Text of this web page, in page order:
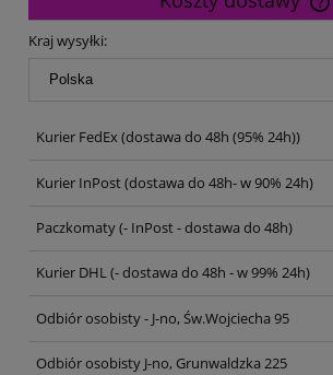
Cena nie zawiera ewentualnych kosztów
Kraj wysyłki:
Kurier FedEx(dostawa do 48h (95% 24h))
Kurier InPost(dostawa do 48h- w 90% 24h)
Paczkomaty(- InPost - dostawa do 48h)
Kurier DHL(- dostawa do 48h - w 99% 24h)
Odbiór osobisty - J-no, Św.Wojciecha 95
Odbiór osobisty J-no, Grunwaldzka 225